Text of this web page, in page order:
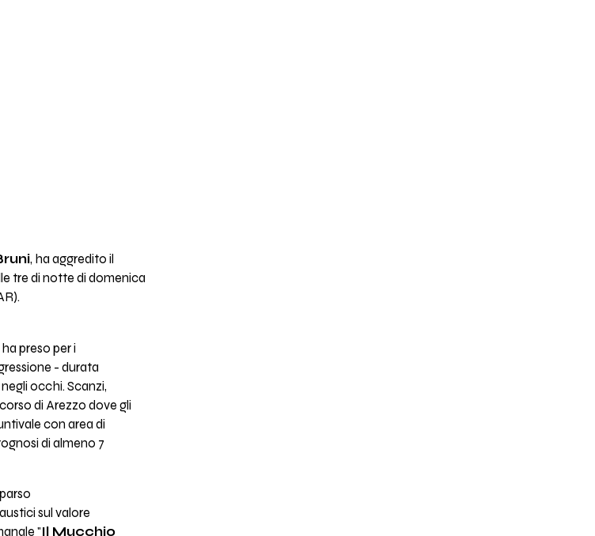
, ha aggredito il
tre di notte di domenica
preso per i
- durata
occhi. Scanzi,
di Arezzo dove gli
con area di
di almeno 7
sul valore
"Il Mucchio